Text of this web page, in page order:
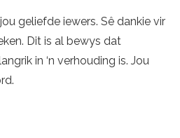
geliefde iewers. Sê dankie vir
Dit is al bewys dat
in ‘n verhouding is. Jou